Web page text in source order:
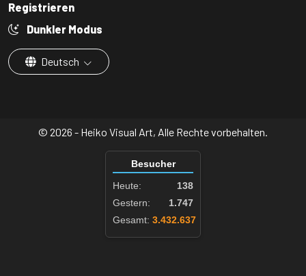
Registrieren
Dunkler Modus
Deutsch
© 2026 - Heiko Visual Art, Alle Rechte vorbehalten.
Besucher
Heute:
138
Gestern:
1.747
Gesamt: 3.432.637